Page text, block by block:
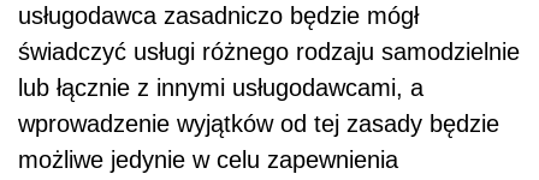
usługodawca zasadniczo będzie mógł
świadczyć usługi różnego rodzaju samodzielnie
lub łącznie z innymi usługodawcami, a
wprowadzenie wyjątków od tej zasady będzie
możliwe jedynie w celu zapewnienia